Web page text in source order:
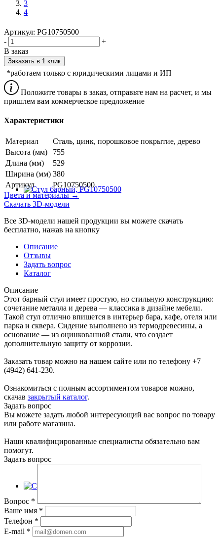
3
4
Артикул: PG10750500
-
+
В заказ
Заказать в 1 клик
*работаем только с юридическими лицами и ИП
Положите товары в заказ, отправьте нам на расчет, и мы
пришлем вам коммерческое предложение
Характеристики
Материал
Сталь, цинк, порошковое покрытие, дерево
Высота (мм)
755
Длина (мм)
529
Ширина (мм) 380
Артикул
PG10750500
Цвета и материалы →
Скачать 3D-модели
Все 3D-модели нашей продукции вы можете скачать
бесплатно, нажав на кнопку
Описание
Отзывы
Задать вопрос
Каталог
Описание
Этот барный стул имеет простую, но стильную конструкцию:
сочетание металла и дерева — классика в дизайне мебели.
Такой стул отлично впишется в интерьер бара, кафе, отеля или
парка и сквера. Сидение выполнено из термодревесины, а
основание — из оцинкованной стали, что создает
дополнительную защиту от коррозии.
Заказать товар можно на нашем сайте или по телефону +7
(4942) 641-230.
Ознакомиться с полным ассортиментом товаров можно,
скачав закрытый каталог.
Задать вопрос
Вы можете задать любой интересующий вас вопрос по товару
или работе магазина.
Наши квалифицированные специалисты обязательно вам
помогут.
Задать вопрос
Вопрос *
Ваше имя *
Телефон *
E-mail *